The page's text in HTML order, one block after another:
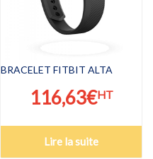
BRACELET FITBIT ALTA
116,63€HT
Lire la suite